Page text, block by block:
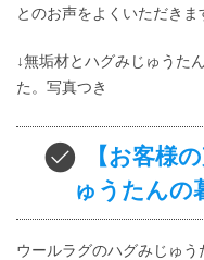
とのお声をよくいただきま
↓無垢材とハグみじゅうた
た。写真つき
【お客様
ゅうたんの
ウールラグのハグみじゅ